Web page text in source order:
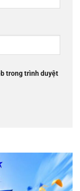
trong trình duyệt